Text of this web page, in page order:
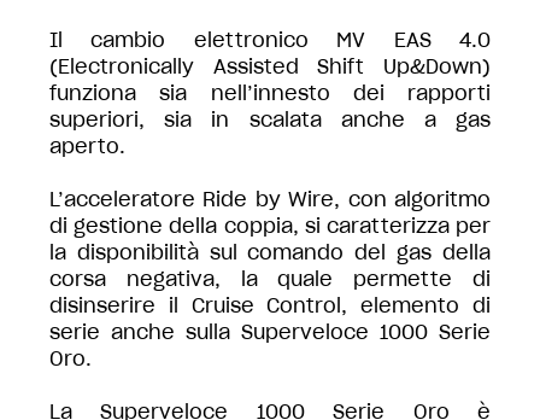
Il cambio elettronico MV EAS 4.0
(Electronically Assisted Shift Up&Down)
funziona sia nell’innesto dei rapporti
superiori, sia in scalata anche a gas
aperto.
L’acceleratore Ride by Wire, con algoritmo
di gestione della coppia, si caratterizza per
la disponibilità sul comando del gas della
corsa negativa, la quale permette di
disinserire il Cruise Control, elemento di
serie anche sulla Superveloce 1000 Serie
Oro.
La Superveloce 1000 Serie Oro è